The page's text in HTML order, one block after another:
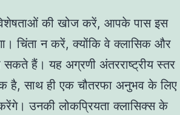
की खोज करें, आपके पास इस
चिंता न करें, क्योंकि वे क्लासिक और
हैं। यह अग्रणी अंतरराष्ट्रीय स्तर
है, साथ ही एक चौतरफा अनुभव के लिए
उनकी लोकप्रियता क्लासिक्स के